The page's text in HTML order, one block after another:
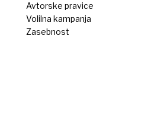
Avtorske pravice
Volilna kampanja
Zasebnost